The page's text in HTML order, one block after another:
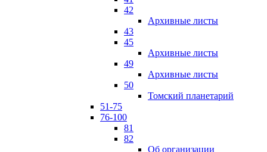
42
Архивные листы
43
45
Архивные листы
49
Архивные листы
50
Томский планетарий
51-75
76-100
81
82
Об организации